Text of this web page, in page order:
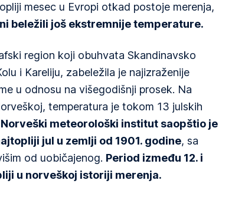
mesec u Evropi otkad postoje merenja,
beležili još ekstremnije temperature.
region koji obuhvata Skandinavsko
i Kareliju, zabeležila je najizraženije
u odnosu na višegodišnji prosek. Na
temperatura je tokom 13 julskih
Norveški meteorološki institut saopštio je
jul u zemlji od 1901. godine, sa
od uobičajenog. Period između 12. i
u norveškoj istoriji merenja.